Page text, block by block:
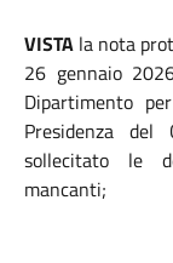
VISTA la nota
26 gennaio
Dipartimento
Presidenza
sollecitato le
mancanti;